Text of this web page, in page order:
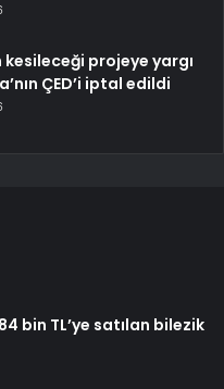
kesileceği projeye yargı
ÇED’i iptal edildi
bin TL’ye satılan bilezik